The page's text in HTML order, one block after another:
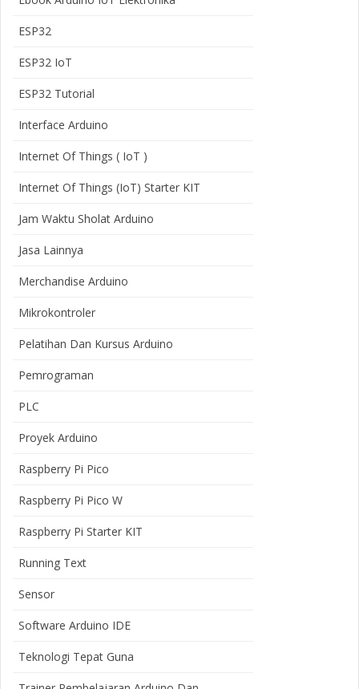
ESP32
ESP32 IoT
ESP32 Tutorial
Interface Arduino
Internet Of Things ( IoT )
Internet Of Things (IoT) Starter KIT
Jam Waktu Sholat Arduino
Jasa Lainnya
Merchandise Arduino
Mikrokontroler
Pelatihan Dan Kursus Arduino
Pemrograman
PLC
Proyek Arduino
Raspberry Pi Pico
Raspberry Pi Pico W
Raspberry Pi Starter KIT
Running Text
Sensor
Software Arduino IDE
Teknologi Tepat Guna